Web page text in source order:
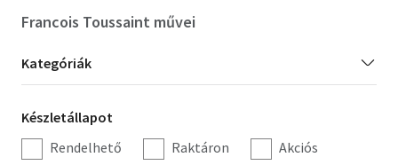
Hobbi, szabadidő
Irodalom
Francois Toussaint művei
Kategória
szűrés
Kategóriák
Készletállapot
szűrés
Készletállapot
Rendelhető
Raktáron Akciós